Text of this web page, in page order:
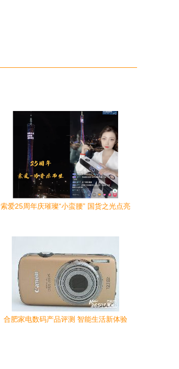
索爱25周年庆璀璨“小蛮腰” 国货之光点亮
合肥家电数码产品评测 智能生活新体验